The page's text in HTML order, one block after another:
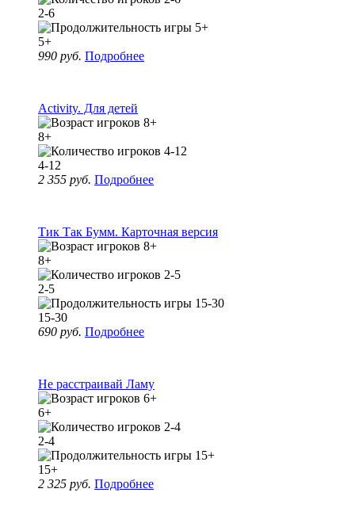
2-6
5+
990 руб. Подробнее
Activity. Для детей
8+
4-12
2 355 руб. Подробнее
Тик Так Бумм. Карточная версия
8+
2-5
15-30
690 руб. Подробнее
Не расстраивай Ламу
6+
2-4
15+
2 325 руб. Подробнее